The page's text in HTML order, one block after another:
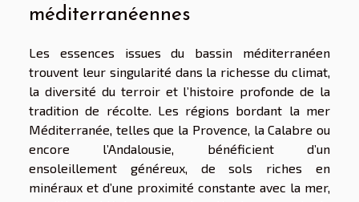
méditerranéennes
Les essences issues du bassin méditerranéen
trouvent leur singularité dans la richesse du climat,
la diversité du terroir et l’histoire profonde de la
tradition de récolte. Les régions bordant la mer
Méditerranée, telles que la Provence, la Calabre ou
encore l’Andalousie, bénéficient d’un
ensoleillement généreux, de sols riches en
minéraux et d’une proximité constante avec la mer,